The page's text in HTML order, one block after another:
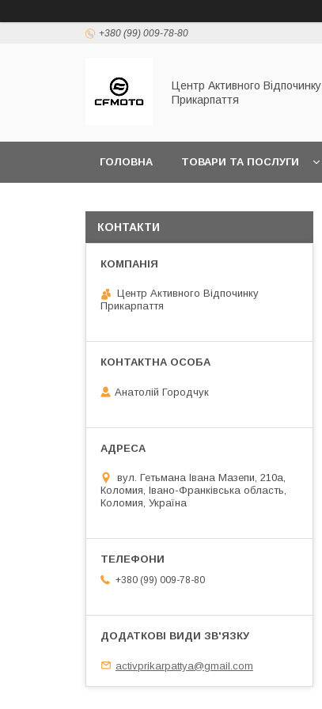
+380 (99) 009-78-80
Центр Активного Відпочинку
Прикарпаття
ГОЛОВНА ТОВАРИ ТА ПОСЛУГИ
КОНТАКТИ
Центр Активного Відпочинку
Прикарпаття
Анатолій Городчук
вул. Гетьмана Івана Мазепи, 210а,
Коломия, Івано-Франківська область,
Коломия, Україна
+380 (99) 009-78-80
activprikarpattya@gmail.com